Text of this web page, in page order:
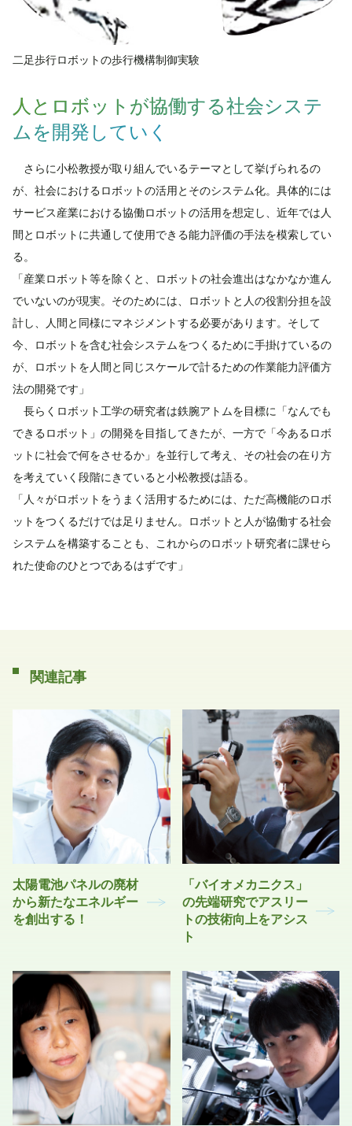
二足歩行ロボットの歩行機構制御実験
人とロボットが協働する社会システ
ムを開発していく
さらに小松教授が取り組んでいるテーマとして挙げられるの
が、社会におけるロボットの活用とそのシステム化。具体的には
サービス産業における協働ロボットの活用を想定し、近年では人
間とロボットに共通して使用できる能力評価の手法を模索してい
る。
「産業ロボット等を除くと、ロボットの社会進出はなかなか進ん
でいないのが現実。そのためには、ロボットと人の役割分担を設
計し、人間と同様にマネジメントする必要があります。そして
今、ロボットを含む社会システムをつくるために手掛けているの
が、ロボットを人間と同じスケールで計るための作業能力評価方
法の開発です」
長らくロボット工学の研究者は鉄腕アトムを目標に「なんでも
できるロボット」の開発を目指してきたが、一方で「今あるロボ
ットに社会で何をさせるか」を並行して考え、その社会の在り方
を考えていく段階にきていると小松教授は語る。
「人々がロボットをうまく活用するためには、ただ高機能のロボ
ットをつくるだけでは足りません。ロボットと人が協働する社会
システムを構築することも、これからのロボット研究者に課せら
れた使命のひとつであるはずです」
関連記事
太陽電池パネルの廃材
から新たなエネルギー
を創出する！
「バイオメカニクス」
の先端研究でアスリー
トの技術向上をアシス
ト